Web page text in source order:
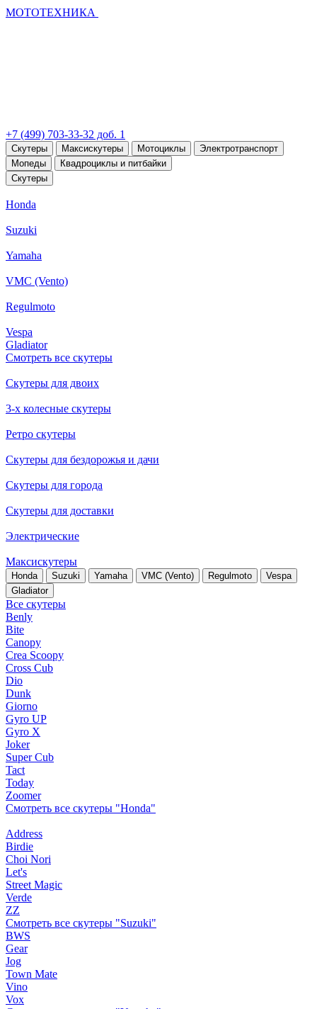
МОТОТЕХНИКА
+7 (499) 703-33-32 доб. 1
Скутеры Максискутеры Мотоциклы
Электротранспорт
Мопеды
Квадроциклы и питбайки
Скутеры
Honda
Suzuki
Yamaha
VMC (Vento)
Regulmoto
Vespa
Gladiator
Смотреть все скутеры
Скутеры для двоих
3-х колесные скутеры
Ретро скутеры
Скутеры для бездорожья и дачи
Скутеры для города
Скутеры для доставки
Электрические
Максискутеры
Honda Suzuki Yamaha VMC (Vento) Regulmoto
Vespa
Gladiator
Все скутеры
Benly
Bite
Canopy
Crea Scoopy
Cross Cub
Dio
Dunk
Giorno
Gyro UP
Gyro X
Joker
Super Cub
Tact
Today
Zoomer
Смотреть все скутеры "Honda"
Address
Birdie
Choi Nori
Let's
Street Magic
Verde
ZZ
Смотреть все скутеры "Suzuki"
BWS
Gear
Jog
Town Mate
Vino
Vox